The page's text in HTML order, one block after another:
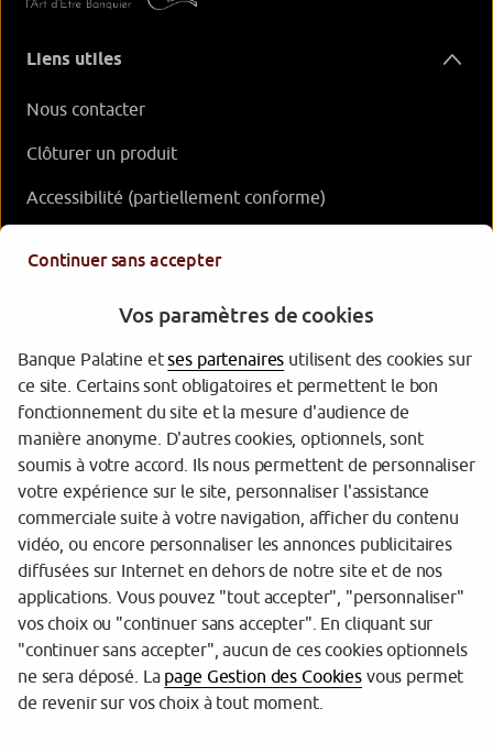
Liens utiles
Nous contacter
Clôturer un produit
Accessibilité (partiellement conforme)
Garantie des dépôts
Protection des données personnelles
Gestion des cookies
Sécurité
Tarifs
Mentions légales
Continuer sans accepter
Vos paramètres de cookies
Banque Palatine etses partenaires utilisent des cookies sur
ce site. Certains sont obligatoires et permettent le bon
fonctionnement du site et la mesure d'audience de
manière anonyme. D'autres cookies, optionnels, sont
soumis à votre accord. Ils nous permettent de personnaliser
votre expérience sur le site, personnaliser l'assistance
commerciale suite à votre navigation, afficher du contenu
vidéo, ou encore personnaliser les annonces publicitaires
diffusées sur Internet en dehors de notre site et de nos
applications. Vous pouvez "tout accepter", "personnaliser"
vos choix ou "continuer sans accepter". En cliquant sur
"continuer sans accepter", aucun de ces cookies optionnels
ne sera déposé. La page Gestion des Cookiesvous permet
de revenir sur vos choix à tout moment.